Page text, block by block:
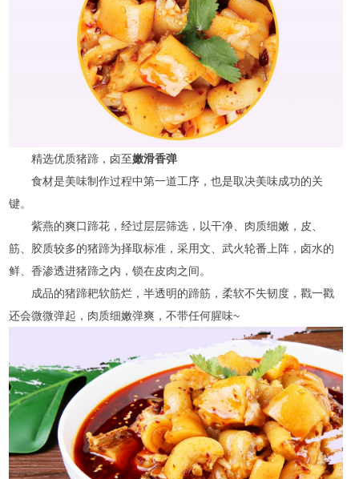
精选优质猪蹄，卤至嫩滑香弹
食材是美味制作过程中第一道工序，也是取决美味成功的关
键。
紫燕的爽口蹄花，经过层层筛选，以干净、肉质细嫩，皮、
筋、胶质较多的猪蹄为择取标准，采用文、武火轮番上阵，卤水的
鲜、香渗透进猪蹄之内，锁在皮肉之间。
成品的猪蹄耙软筋烂，半透明的蹄筋，柔软不失韧度，戳一戳
还会微微弹起，肉质细嫩弹爽，不带任何腥味~